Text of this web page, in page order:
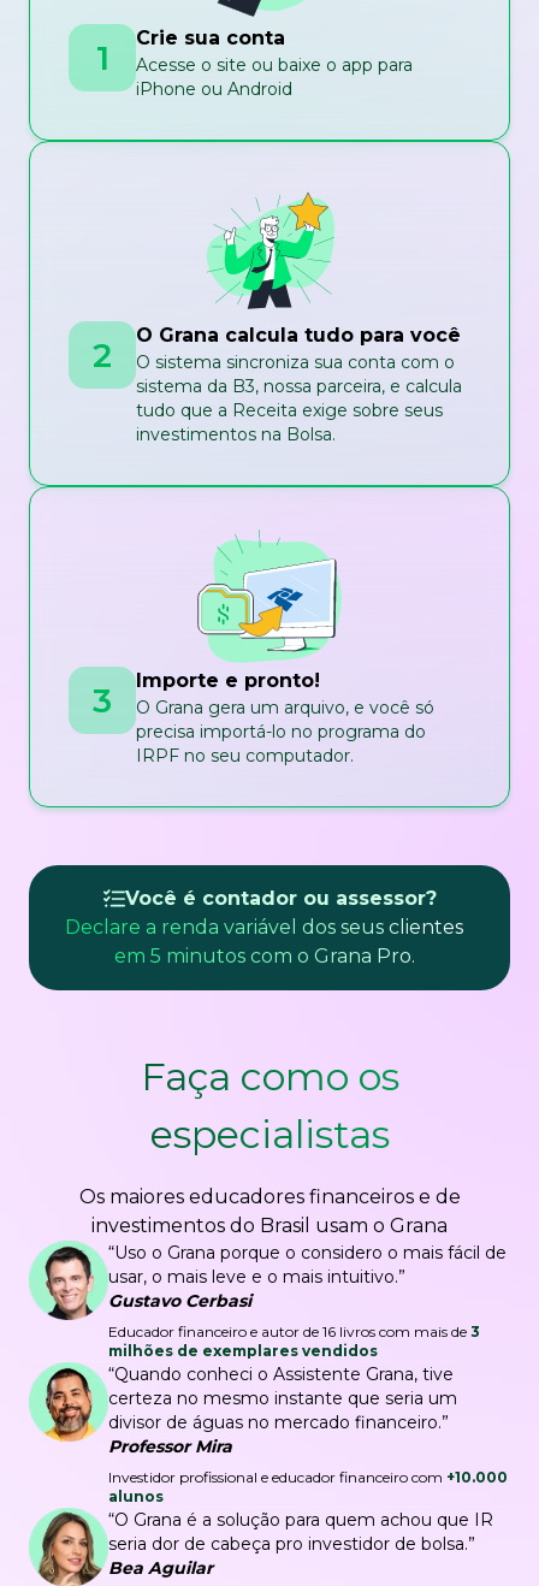
1 Crie sua conta
Acesse o site ou baixe o app para
iPhone ou Android
2 O Grana calcula tudo para você
O sistema sincroniza sua conta com o
sistema da B3, nossa parceira, e calcula
tudo que a Receita exige sobre seus
investimentos na Bolsa.
3 Importe e pronto!
O Grana gera um arquivo, e você só
precisa importá-lo no programa do
IRPF no seu computador.
Você é contador ou assessor?
Declare a renda variável dos seus clientes
em 5 minutos com o Grana Pro.
Faça como os
especialistas
Os maiores educadores financeiros e de
investimentos do Brasil usam o Grana
“Uso o Grana porque o considero o mais fácil de
usar, o mais leve e o mais intuitivo.”
Gustavo Cerbasi
Educador financeiro e autor de 16 livros com mais de 3
milhões de exemplares vendidos
“Quando conheci o Assistente Grana, tive
certeza no mesmo instante que seria um
divisor de águas no mercado financeiro.”
Professor Mira
Investidor profissional e educador financeiro com +10.000
alunos
“O Grana é a solução para quem achou que IR
seria dor de cabeça pro investidor de bolsa.”
Bea Aguilar